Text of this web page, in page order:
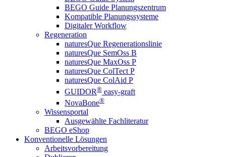
BEGO Guide Planungszentrum
Kompatible Planungssysteme
Digitaler Workflow
Regeneration
naturesQue Regenerationslinie
naturesQue SemOss B
naturesQue MaxOss P
naturesQue ColTect P
naturesQue ColAid P
GUIDOR® easy-graft
NovaBone®
Wissensportal
Ausgewählte Fachliteratur
BEGO eShop
Konventionelle Lösungen
Arbeitsvorbereitung